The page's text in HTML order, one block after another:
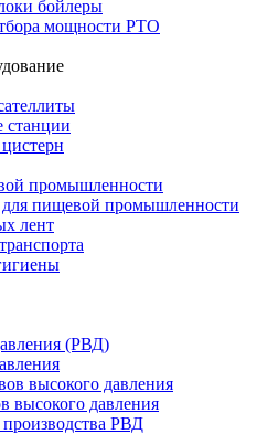
бойлеры
мощности PTO
станции
промышленности
пищевой промышленности
лент
(РВД)
высокого давления
высокого давления
РВД